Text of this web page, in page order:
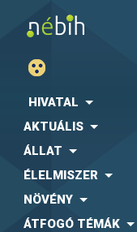
HIVATAL
AKTUÁLIS
ÁLLAT
ÉLELMISZER
NÖVÉNY
ÁTFOGÓ TÉMÁK